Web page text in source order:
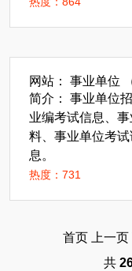
网站： 事业单位
简介： 事业单位
业编考试信息、
料、事业单位考
息。
热度：731
首页 上一页
共